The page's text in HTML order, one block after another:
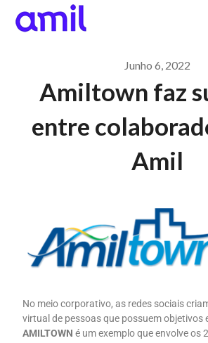
Junho 6, 2022
Amiltown faz
entre
Amil
No meio corporativo, as redes sociais
virtual de pessoas que possuem objetivos
AMILTOWN é um exemplo que envolve os